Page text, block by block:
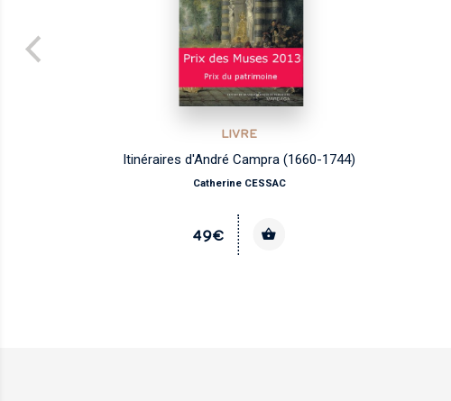
LIVRE
Itinéraires d'André Campra (1660-1744)
Catherine CESSAC
49€